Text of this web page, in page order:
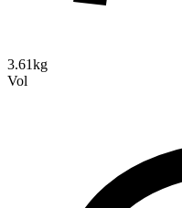
3.61kg
Vol